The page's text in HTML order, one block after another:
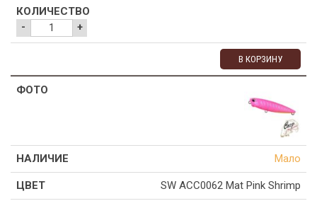
- +
В КОРЗИНУ
Мало
SW ACC0062 Mat Pink Shrimp